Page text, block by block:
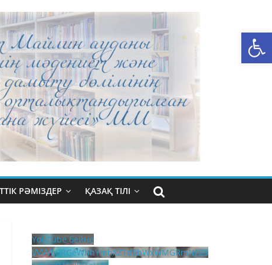
Open toolbar
РӘМІЗДЕР ҚАЗАҚ ТІЛІ
YouTube бейне
VVVVb0RGeWhhYmhXZTd3bWxWMGRmNFZ3